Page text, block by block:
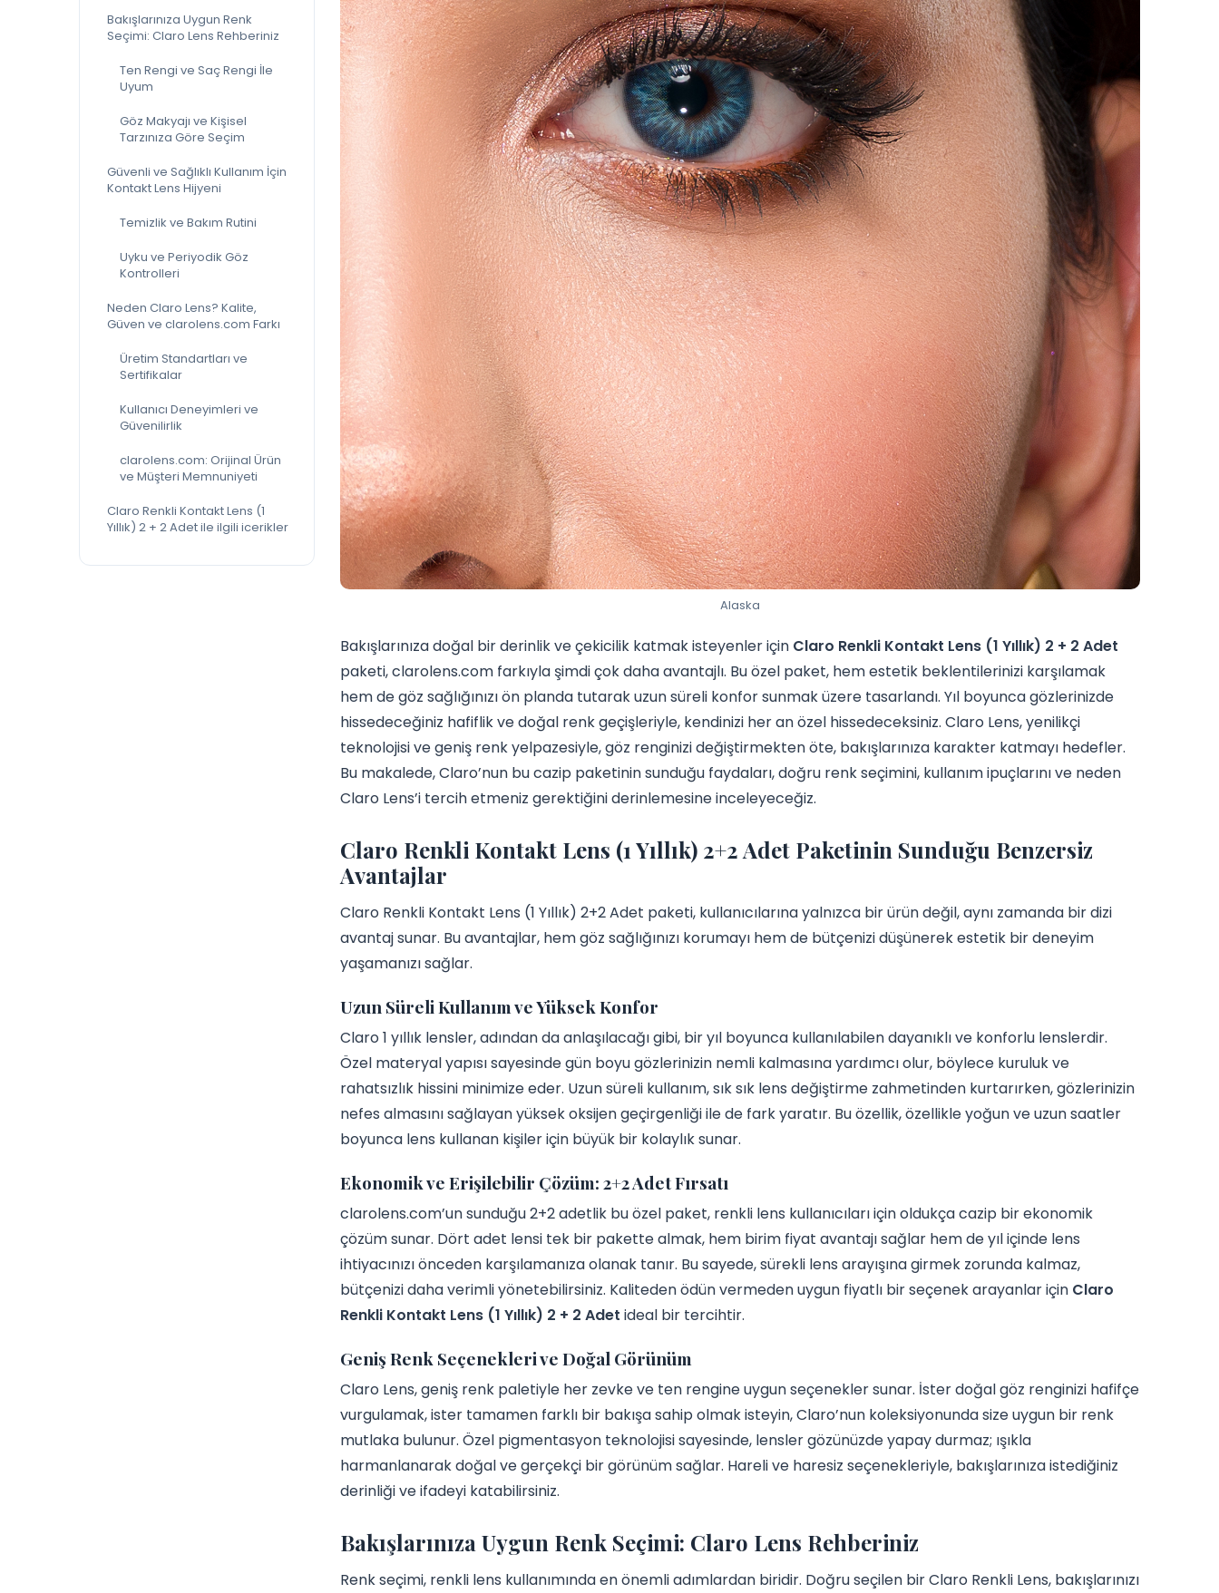
Bakışlarınıza Uygun Renk
Seçimi: Claro Lens Rehberiniz
Ten Rengi ve Saç Rengi İle
Uyum
Göz Makyajı ve Kişisel
Tarzınıza Göre Seçim
Güvenli ve Sağlıklı Kullanım İçin
Kontakt Lens Hijyeni
Temizlik ve Bakım Rutini
Uyku ve Periyodik Göz
Kontrolleri
Neden Claro Lens? Kalite,
Güven ve clarolens.com Farkı
Üretim Standartları ve
Sertifikalar
Kullanıcı Deneyimleri ve
Güvenilirlik
clarolens.com: Orijinal Ürün
ve Müşteri Memnuniyeti
Claro Renkli Kontakt Lens (1
Yıllık) 2 + 2 Adet ile ilgili icerikler
Alaska
Bakışlarınıza doğal bir derinlik ve çekicilik katmak isteyenler için Claro Renkli Kontakt Lens (1 Yıllık) 2 + 2 Adet
paketi, clarolens.com farkıyla şimdi çok daha avantajlı. Bu özel paket, hem estetik beklentilerinizi karşılamak
hem de göz sağlığınızı ön planda tutarak uzun süreli konfor sunmak üzere tasarlandı. Yıl boyunca gözlerinizde
hissedeceğiniz hafiflik ve doğal renk geçişleriyle, kendinizi her an özel hissedeceksiniz. Claro Lens, yenilikçi
teknolojisi ve geniş renk yelpazesiyle, göz renginizi değiştirmekten öte, bakışlarınıza karakter katmayı hedefler.
Bu makalede, Claro’nun bu cazip paketinin sunduğu faydaları, doğru renk seçimini, kullanım ipuçlarını ve neden
Claro Lens’i tercih etmeniz gerektiğini derinlemesine inceleyeceğiz.
Claro Renkli Kontakt Lens (1 Yıllık) 2+2 Adet Paketinin Sunduğu Benzersiz
Avantajlar
Claro Renkli Kontakt Lens (1 Yıllık) 2+2 Adet paketi, kullanıcılarına yalnızca bir ürün değil, aynı zamanda bir dizi
avantaj sunar. Bu avantajlar, hem göz sağlığınızı korumayı hem de bütçenizi düşünerek estetik bir deneyim
yaşamanızı sağlar.
Uzun Süreli Kullanım ve Yüksek Konfor
Claro 1 yıllık lensler, adından da anlaşılacağı gibi, bir yıl boyunca kullanılabilen dayanıklı ve konforlu lenslerdir.
Özel materyal yapısı sayesinde gün boyu gözlerinizin nemli kalmasına yardımcı olur, böylece kuruluk ve
rahatsızlık hissini minimize eder. Uzun süreli kullanım, sık sık lens değiştirme zahmetinden kurtarırken, gözlerinizin
nefes almasını sağlayan yüksek oksijen geçirgenliği ile de fark yaratır. Bu özellik, özellikle yoğun ve uzun saatler
boyunca lens kullanan kişiler için büyük bir kolaylık sunar.
Ekonomik ve Erişilebilir Çözüm: 2+2 Adet Fırsatı
clarolens.com’un sunduğu 2+2 adetlik bu özel paket, renkli lens kullanıcıları için oldukça cazip bir ekonomik
çözüm sunar. Dört adet lensi tek bir pakette almak, hem birim fiyat avantajı sağlar hem de yıl içinde lens
ihtiyacınızı önceden karşılamanıza olanak tanır. Bu sayede, sürekli lens arayışına girmek zorunda kalmaz,
bütçenizi daha verimli yönetebilirsiniz. Kaliteden ödün vermeden uygun fiyatlı bir seçenek arayanlar için Claro
Renkli Kontakt Lens (1 Yıllık) 2 + 2 Adet ideal bir tercihtir.
Geniş Renk Seçenekleri ve Doğal Görünüm
Claro Lens, geniş renk paletiyle her zevke ve ten rengine uygun seçenekler sunar. İster doğal göz renginizi hafifçe
vurgulamak, ister tamamen farklı bir bakışa sahip olmak isteyin, Claro’nun koleksiyonunda size uygun bir renk
mutlaka bulunur. Özel pigmentasyon teknolojisi sayesinde, lensler gözünüzde yapay durmaz; ışıkla
harmanlanarak doğal ve gerçekçi bir görünüm sağlar. Hareli ve haresiz seçenekleriyle, bakışlarınıza istediğiniz
derinliği ve ifadeyi katabilirsiniz.
Bakışlarınıza Uygun Renk Seçimi: Claro Lens Rehberiniz
Renk seçimi, renkli lens kullanımında en önemli adımlardan biridir. Doğru seçilen bir Claro Renkli Lens, bakışlarınızı